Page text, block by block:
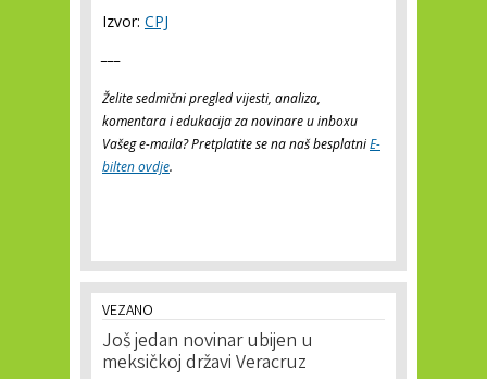
Izvor: CPJ
Želite sedmični pregled vijesti, analiza,
komentara i edukacija za novinare u inboxu
Vašeg e-maila? Pretplatite se na naš besplatniE-
bilten ovdje.
VEZANO
Još jedan novinar ubijen u
meksičkoj državi Veracruz